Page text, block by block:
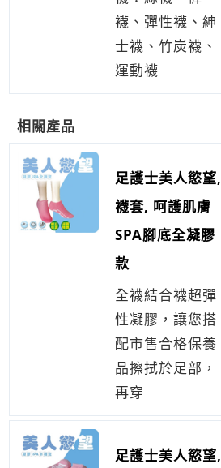
襪、彈性襪、紳
士襪、竹炭襪、
運動襪
相關產品
足護士美人慾望,
襪套, 呵護肌膚
SPA腳底全凝膠
款
全襪結合襪超彈
性凝膠，讓您搭
配市售合格保養
品擦拭於足部，
再穿
足護士美人慾望,